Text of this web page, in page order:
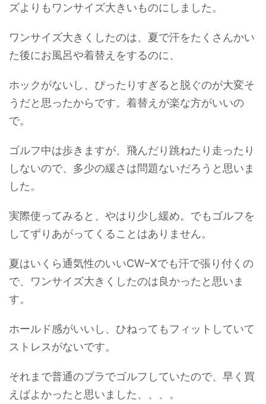
ズよりもワンサイズ大きいものにしました。
ワンサイズ大きくしたのは、夏で汗をたくさんかい
た後にお風呂や着替えをするのに、
ホックがないし、ぴったりすぎると脱ぐのが大変そ
うだと思ったからです。着替えが楽な方がいいの
で。
ゴルフ中は歩きますが、飛んだり跳ねたり走ったり
しないので、多少の緩さは問題ないだろうと思いま
した。
実際使ってみると、やはり少し緩め。でもゴルフを
してずりあがってくることはありません。
夏はいくら通気性のいいCW−Xでも汗で張り付くの
で、ワンサイズ大きくしたのは良かったと思いま
す。
ホールド感がいいし、ひねってもフィットしていて
ストレスがないです。
それまで普通のブラでゴルフしていたので、早く買
えばよかったと思いました、、、。